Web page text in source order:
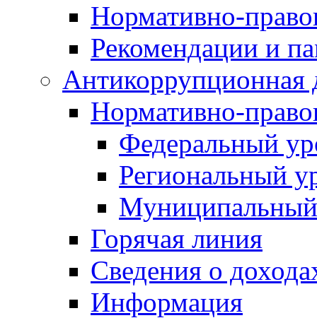
Нормативно-
Рекомендации и
Антикоррупционная
Нормативно-
Федеральный
Региональный
Горячая линия
Сведения о
Информация